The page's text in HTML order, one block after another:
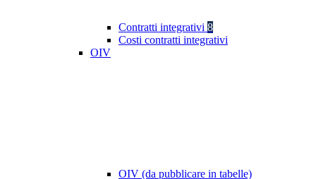
Contratti integrativi 8
Costi contratti integrativi
OIV
OIV (da pubblicare in tabelle)